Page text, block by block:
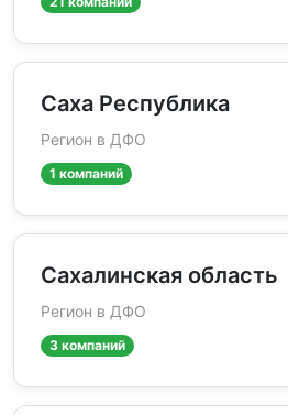
Саха Республика
Регион в ДФО
1 компаний
Сахалинская область
Регион в ДФО
3 компаний